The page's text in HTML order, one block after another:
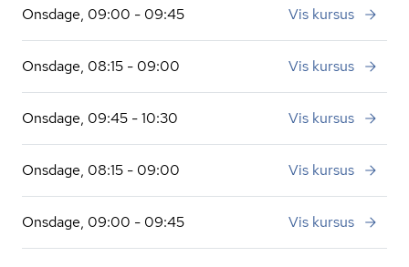
Onsdage, 09:00 - 09:45 Vis kursus
Onsdage, 08:15 - 09:00 Vis kursus
Onsdage, 09:45 - 10:30 Vis kursus
Onsdage, 08:15 - 09:00 Vis kursus
Onsdage, 09:00 - 09:45 Vis kursus